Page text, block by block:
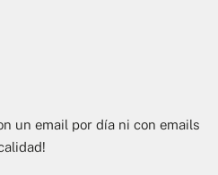
un email por día ni con emails